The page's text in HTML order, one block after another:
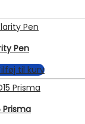
Pen
til kurv
Prisma